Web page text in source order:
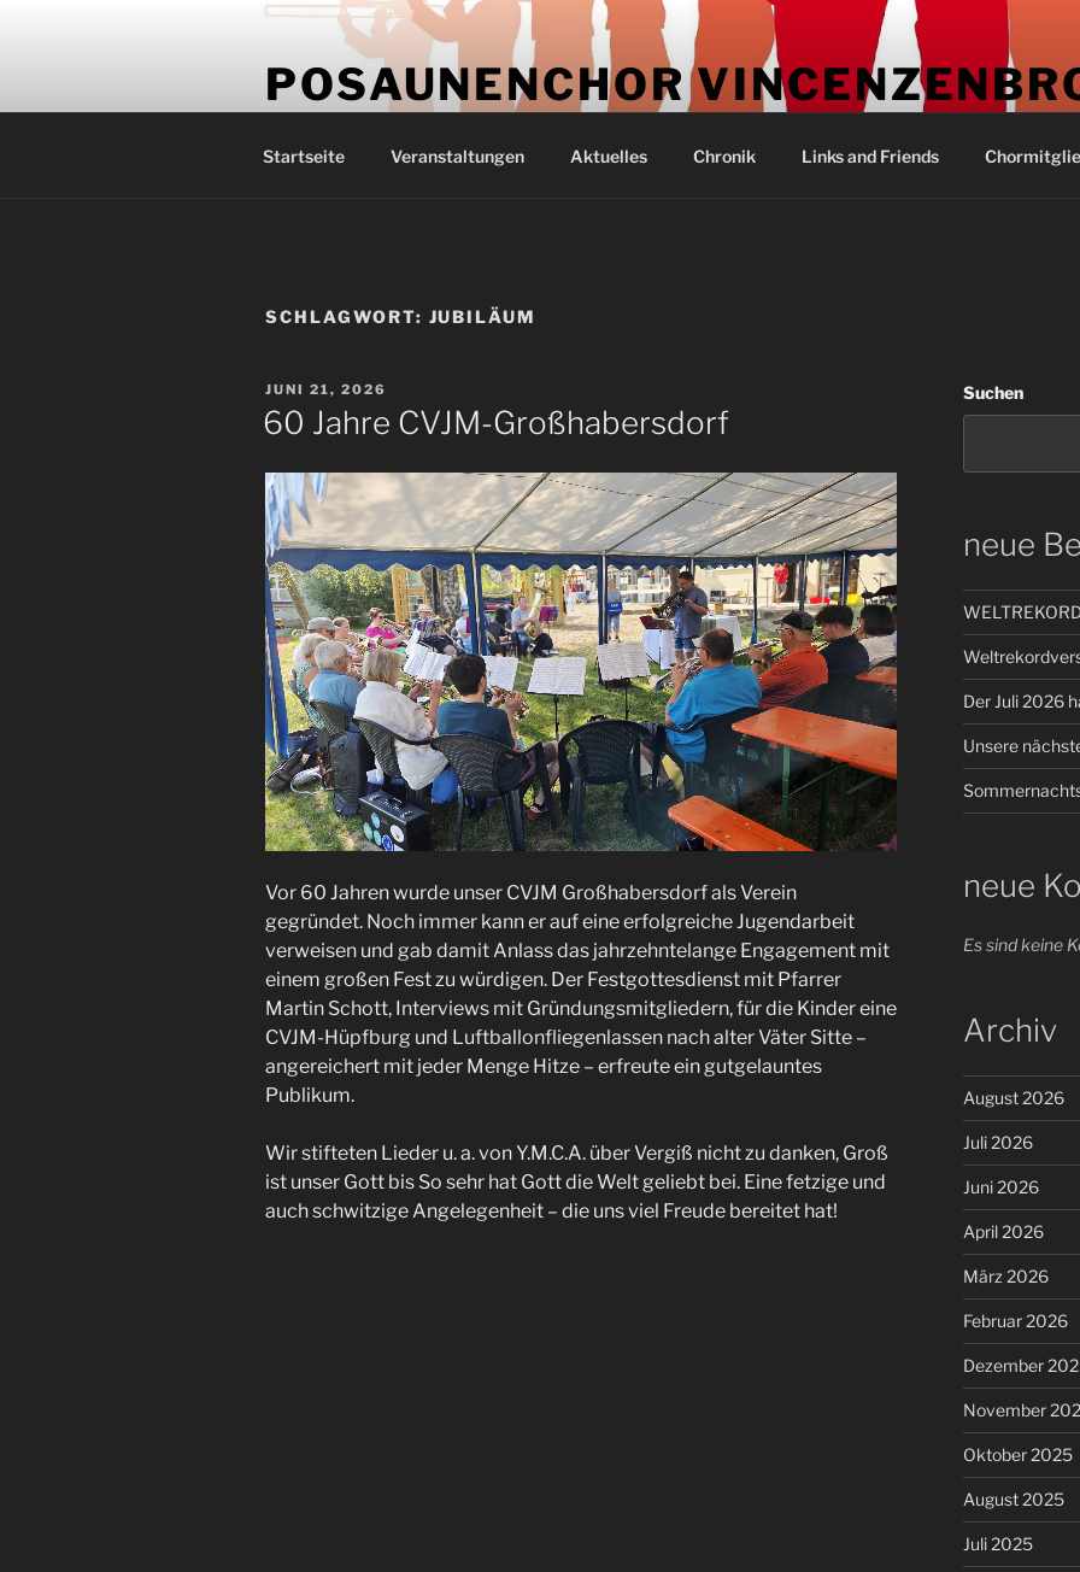
POSAUNENCHOR
Startseite Veranstaltungen Aktuelles Chronik Links and Friends
SCHLAGWORT: JUBILÄUM
VERÖFFENTLICHT
AM
JUNI 21, 2026
60 Jahre CVJM-Großhabersdorf
Vor 60 Jahren wurde unser CVJM Großhabersdorf als Verein
gegründet. Noch immer kann er auf eine erfolgreiche Jugendarbeit
verweisen und gab damit Anlass das jahrzehntelange Engagement mit
einem großen Fest zu würdigen. Der Festgottesdienst mit Pfarrer
Martin Schott, Interviews mit Gründungsmitgliedern, für die Kinder eine
CVJM-Hüpfburg und Luftballonfliegenlassen nach alter Väter Sitte –
angereichert mit jeder Menge Hitze – erfreute ein gutgelauntes
Publikum.
Wir stifteten Lieder u. a. von Y.M.C.A. über Vergiß nicht zu danken, Groß
ist unser Gott bis So sehr hat Gott die Welt geliebt bei. Eine fetzige und
auch schwitzige Angelegenheit – die uns viel Freude bereitet hat!
Suchen
neue
Der Juli 2026
Unsere
neue
Es sind keine
Archiv
August 2026
Juli 2026
Juni 2026
April 2026
März 2026
Februar 2026
Dezember
November
Oktober 2025
August 2025
Juli 2025